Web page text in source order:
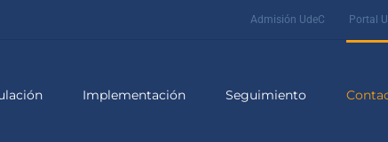
Admisión UdeC Portal
Implementación Seguimiento